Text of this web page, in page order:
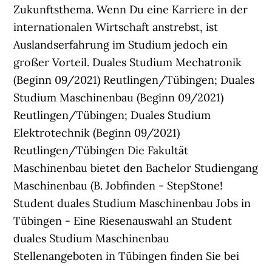
Zukunftsthema. Wenn Du eine Karriere in der
internationalen Wirtschaft anstrebst, ist
Auslandserfahrung im Studium jedoch ein
großer Vorteil. Duales Studium Mechatronik
(Beginn 09/2021) Reutlingen/Tübingen; Duales
Studium Maschinenbau (Beginn 09/2021)
Reutlingen/Tübingen; Duales Studium
Elektrotechnik (Beginn 09/2021)
Reutlingen/Tübingen Die Fakultät
Maschinenbau bietet den Bachelor Studiengang
Maschinenbau (B. Jobfinden - StepStone!
Student duales Studium Maschinenbau Jobs in
Tübingen - Eine Riesenauswahl an Student
duales Studium Maschinenbau
Stellenangeboten in Tübingen finden Sie bei